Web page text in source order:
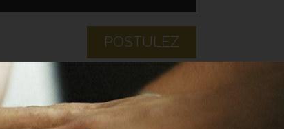
POSTULEZ